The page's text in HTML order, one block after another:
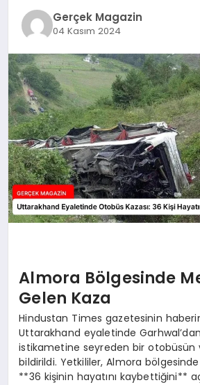
Gerçek Magazin
04 Kasım 2024
Almora Bölgesinde
Gelen Kaza
Hindustan Times gazetesinin
Uttarakhand eyaletinde
istikametine seyreden bir otobüsün
bildirildi. Yetkililer, Almora
**36 kişinin hayatını kaybettiğini**